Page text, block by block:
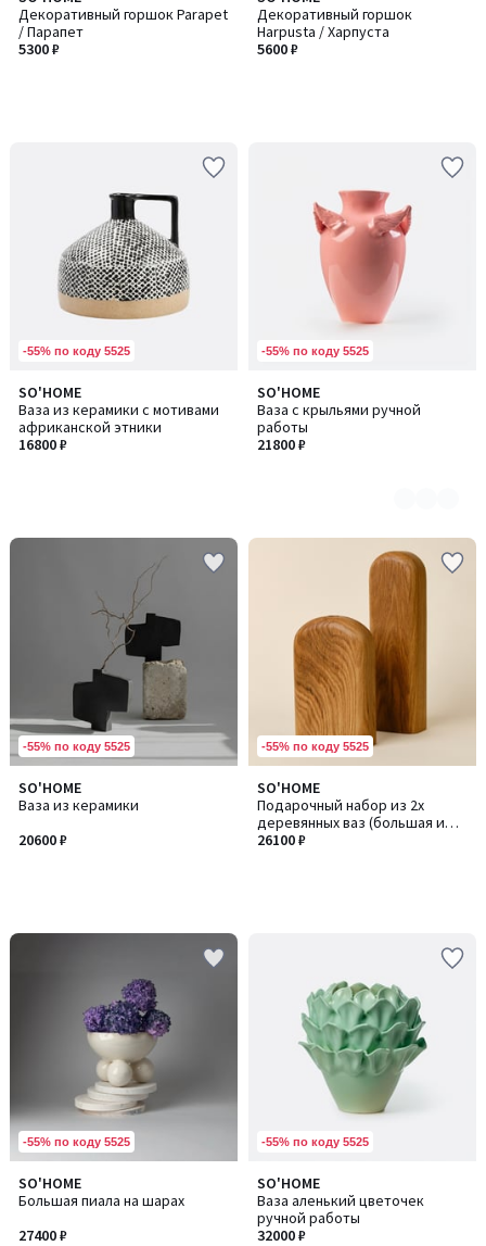
Декоративный горшок Parapet
/ Парапет
5300 ₽
Декоративный горшок
Harpusta / Харпуста
5600 ₽
-55% по коду 5525
SO'HOME
Ваза из керамики с мотивами
африканской этники
16800 ₽
-55% по коду 5525
SO'HOME
Ваза с крыльями ручной
работы
21800 ₽
Количество
цветов:
2
-55% по коду 5525
SO'HOME
Ваза из керамики
20600 ₽
-55% по коду 5525
SO'HOME
Подарочный набор из 2х
деревянных ваз (большая и
малая)
26100 ₽
-55% по коду 5525
SO'HOME
Большая пиала на шарах
27400 ₽
-55% по коду 5525
SO'HOME
Ваза аленький цветочек
ручной работы
32000 ₽
Количество
цветов:
2